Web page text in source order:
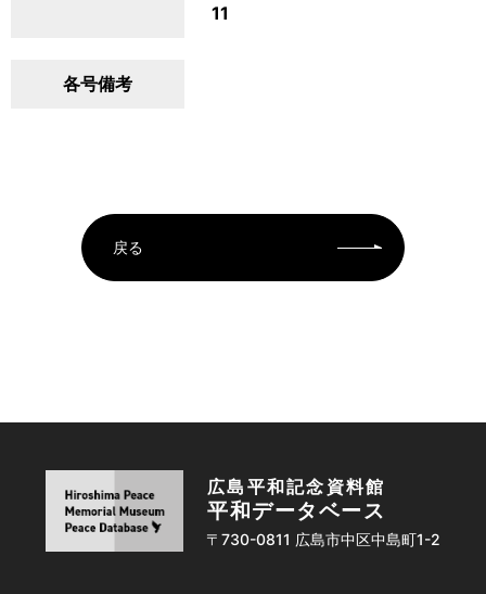
11
各号備考
戻る
広島平和記念資料館
平和データベース
〒730-0811 広島市中区中島町1-2